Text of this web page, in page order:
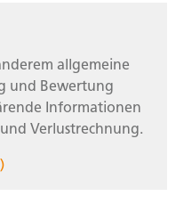
allgemeine
und Bewertung
Informationen
Verlustrechnung.